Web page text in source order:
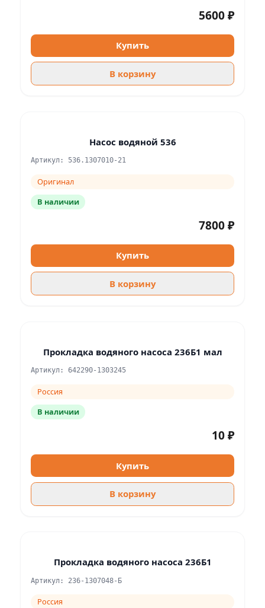
5600 ₽
Купить
В корзину
Насос водяной 536
Артикул: 536.1307010-21
Оригинал
В наличии
7800 ₽
Купить
В корзину
Прокладка водяного насоса 236Б1 мал
Артикул: 642290-1303245
Россия
В наличии
10 ₽
Купить
В корзину
Прокладка водяного насоса 236Б1
Артикул: 236-1307048-Б
Россия